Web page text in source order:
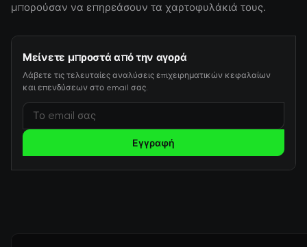
μπορούσαν να επηρεάσουν τα χαρτοφυλάκιά τους.
Μείνετε μπροστά από την αγορά
Λάβετε τις τελευταίες αναλύσεις επιχειρηματικών κεφαλαίων
και επενδύσεων στο email σας.
Εγγραφή